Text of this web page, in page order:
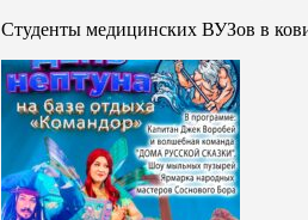
Студенты медицинских ВУЗов в